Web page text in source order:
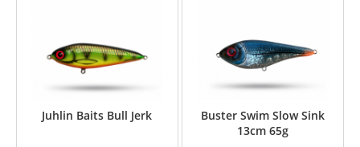
Juhlin Baits Bull Jerk
Buster Swim Slow Sink
13cm 65g